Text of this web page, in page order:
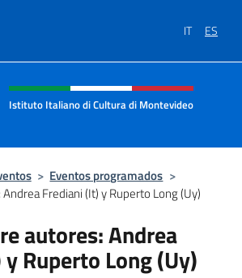
IT ES
del sitio web,
Istituto Italiano di Cultura di Montevideo
> Eventos programados >
Frediani (It) y Ruperto Long (Uy)
autores: Andrea
Ruperto Long (Uy)